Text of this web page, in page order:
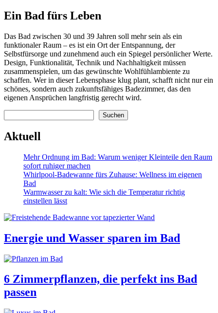
Ein Bad fürs Leben
Das Bad zwischen 30 und 39 Jahren soll mehr sein als ein
funktionaler Raum – es ist ein Ort der Entspannung, der
Selbstfürsorge und zunehmend auch ein Spiegel persönlicher Werte.
Design, Funktionalität, Technik und Nachhaltigkeit müssen
zusammenspielen, um das gewünschte Wohlfühlambiente zu
schaffen. Wer in dieser Lebensphase klug plant, schafft nicht nur ein
schönes, sondern auch zukunftsfähiges Badezimmer, das den
eigenen Ansprüchen langfristig gerecht wird.
Suchen
Aktuell
Mehr Ordnung im Bad: Warum weniger Kleinteile den Raum
sofort ruhiger machen
Whirlpool-Badewanne fürs Zuhause: Wellness im eigenen
Bad
Warmwasser zu kalt: Wie sich die Temperatur richtig
einstellen lässt
Energie und Wasser sparen im Bad
6 Zimmerpflanzen, die perfekt ins Bad
passen